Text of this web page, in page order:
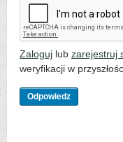
Zaloguj lub zarejestruj
weryfikacji w